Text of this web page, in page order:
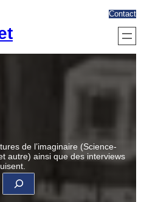
Contact
de l’imaginaire (Science-
autre) ainsi que des interviews